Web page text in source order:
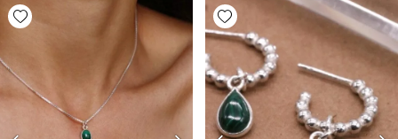
Add wishlist